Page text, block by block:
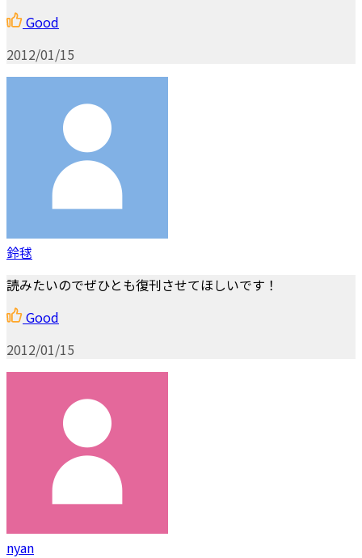
Good
2012/01/15
鈴毬
読みたいのでぜひとも復刊させてほしいです！
Good
2012/01/15
nyan